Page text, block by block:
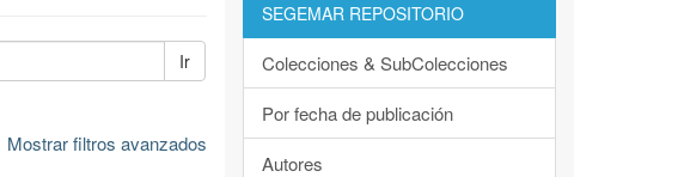
Ir
Mostrar filtros avanzados
SEGEMAR REPOSITORIO
Colecciones & SubColecciones
Por fecha de publicación
Autores